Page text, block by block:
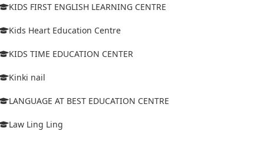
KIDS FIRST ENGLISH LEARNING CENTRE
Kids Heart Education Centre
KIDS TIME EDUCATION CENTER
Kinki nail
LANGUAGE AT BEST EDUCATION CENTRE
Law Ling Ling